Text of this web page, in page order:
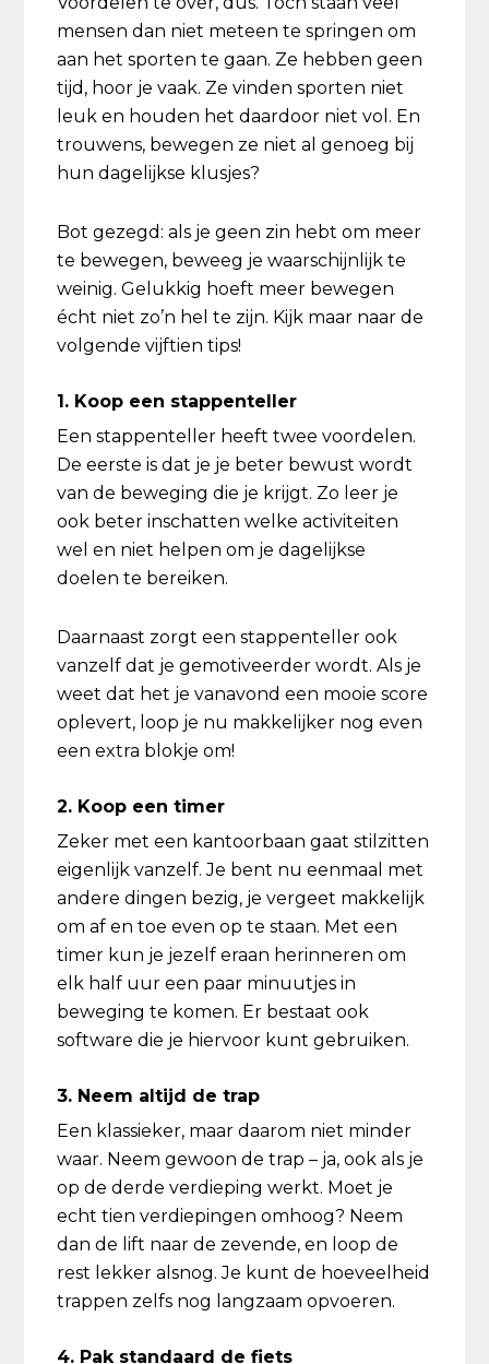
mensen dan niet meteen te springen om
aan het sporten te gaan. Ze hebben geen
tijd, hoor je vaak. Ze vinden sporten niet
leuk en houden het daardoor niet vol. En
trouwens, bewegen ze niet al genoeg bij
hun dagelijkse klusjes?
Bot gezegd: als je geen zin hebt om meer
te bewegen, beweeg je waarschijnlijk te
weinig. Gelukkig hoeft meer bewegen
écht niet zo’n hel te zijn. Kijk maar naar de
volgende vijftien tips!
1. Koop een stappenteller
Een stappenteller heeft twee voordelen.
De eerste is dat je je beter bewust wordt
van de beweging die je krijgt. Zo leer je
ook beter inschatten welke activiteiten
wel en niet helpen om je dagelijkse
doelen te bereiken.
Daarnaast zorgt een stappenteller ook
vanzelf dat je gemotiveerder wordt. Als je
weet dat het je vanavond een mooie score
oplevert, loop je nu makkelijker nog even
een extra blokje om!
2. Koop een timer
Zeker met een kantoorbaan gaat stilzitten
eigenlijk vanzelf. Je bent nu eenmaal met
andere dingen bezig, je vergeet makkelijk
om af en toe even op te staan. Met een
timer kun je jezelf eraan herinneren om
elk half uur een paar minuutjes in
beweging te komen. Er bestaat ook
software die je hiervoor kunt gebruiken.
3. Neem altijd de trap
Een klassieker, maar daarom niet minder
waar. Neem gewoon de trap – ja, ook als je
op de derde verdieping werkt. Moet je
echt tien verdiepingen omhoog? Neem
dan de lift naar de zevende, en loop de
rest lekker alsnog. Je kunt de hoeveelheid
trappen zelfs nog langzaam opvoeren.
4. Pak standaard de fiets